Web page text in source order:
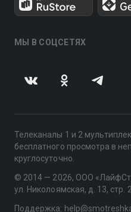
МЫ В СОЦСЕТЯХ
Телеканалы 1 и 2
бесплатного просмотра в
круглосуточно.
© 2014 — 2026, ООО
ул. Николоямская, д. 13,
Поддержка: